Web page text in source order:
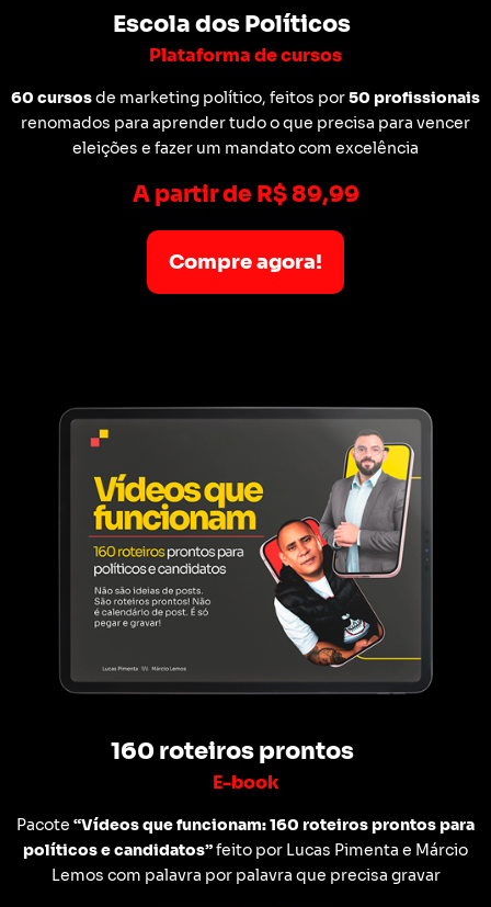
Escola dos Políticos
Plataforma de cursos
60 cursosde marketing político, feitos por50 profissionais
renomados para aprender tudo o que precisa para vencer
eleições e fazer um mandato com excelência
A partir de R$ 89,99
Compre agora!
160 roteiros prontos
E-book
Pacote “Vídeos que funcionam: 160 roteiros prontos para
políticos e candidatos”feito por Lucas Pimenta e Márcio
Lemos com palavra por palavra que precisa gravar